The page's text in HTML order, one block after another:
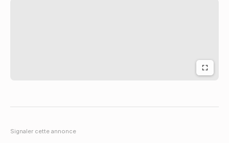
Signaler cette annonce